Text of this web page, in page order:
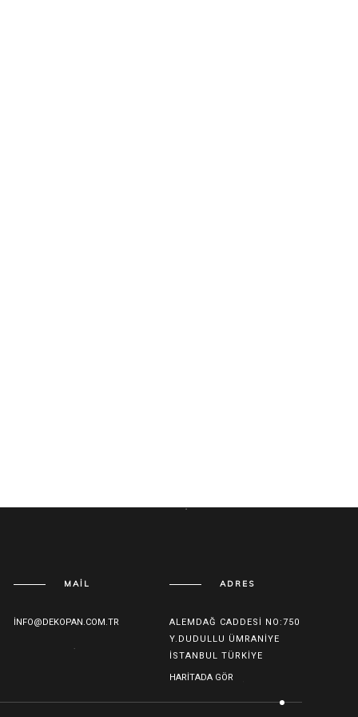
MAIL
INFO@DEKOPAN.COM.TR
ADRES
ALEMDAĞ CADDESI NO:750
Y.DUDULLU ÜMRANIYE
İSTANBUL TÜRKIYE
HARITADA GÖR